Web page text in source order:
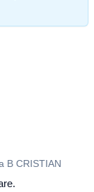
B CRISTIAN